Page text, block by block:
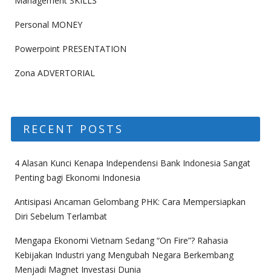
Personal MONEY
Powerpoint PRESENTATION
Zona ADVERTORIAL
RECENT POSTS
4 Alasan Kunci Kenapa Independensi Bank Indonesia Sangat
Penting bagi Ekonomi Indonesia
Antisipasi Ancaman Gelombang PHK: Cara Mempersiapkan
Diri Sebelum Terlambat
Mengapa Ekonomi Vietnam Sedang “On Fire”? Rahasia
Kebijakan Industri yang Mengubah Negara Berkembang
Menjadi Magnet Investasi Dunia